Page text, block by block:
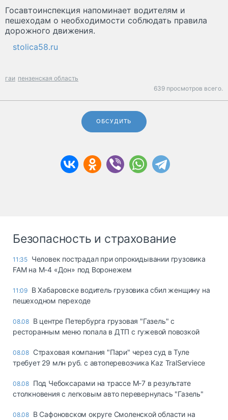
Госавтоинспекция напоминает водителям и
пешеходам о необходимости соблюдать правила
дорожного движения.
stolica58.ru
гаи пензенская область
639 просмотров всего.
ОБСУДИТЬ
Безопасность и страхование
11:35 Человек пострадал при опрокидывании грузовика
FAM на М-4 «Дон» под Воронежем
11:09 В Хабаровске водитель грузовика сбил женщину на
пешеходном переходе
08.08 В центре Петербурга грузовая "Газель" с
ресторанным меню попала в ДТП с гужевой повозкой
08.08 Страховая компания "Пари" через суд в Туле
требует 29 млн руб. с автоперевозчика Kaz TralServiece
08.08 Под Чебоксарами на трассе М-7 в результате
столкновения с легковым авто перевернулась "Газель"
08.08 В Сафоновском округе Смоленской области на